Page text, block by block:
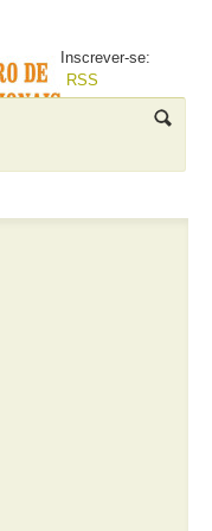
Inscrever-se:
RSS